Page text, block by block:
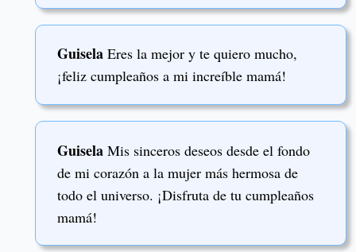
Guisela Eres la mejor y te quiero mucho,
¡feliz cumpleaños a mi increíble mamá!
Guisela Mis sinceros deseos desde el fondo
de mi corazón a la mujer más hermosa de
todo el universo. ¡Disfruta de tu cumpleaños
mamá!